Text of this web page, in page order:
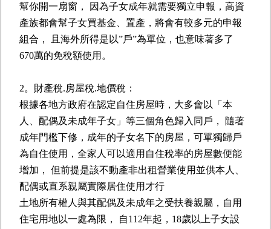
幫你開一扇窗， 因為子女成年就需要獨立申報，高資
產族都會幫子女買基金、置產，將會有較多元的申報
組合， 且海外所得是以”戶”為單位，也意味著多了
670萬的免稅額使用。
2。財產稅.房屋稅.地價稅：
根據各地方政府在認定自住房屋時，大多會以「本
人、配偶及未成年子女」等三個角色歸入同戶， 隨著
成年門檻下修，成年的子女名下的房屋，可單獨歸戶
為自住使用，全家人可以適用自住稅率的房屋數便能
增加， 但前提是該不動產非出租營業使用並供本人、
配偶或直系親屬實際居住使用才行
土地所有權人與其配偶及未成年之受扶養親屬，自用
住宅用地以一處為限， 自112年起，18歲以上子女設